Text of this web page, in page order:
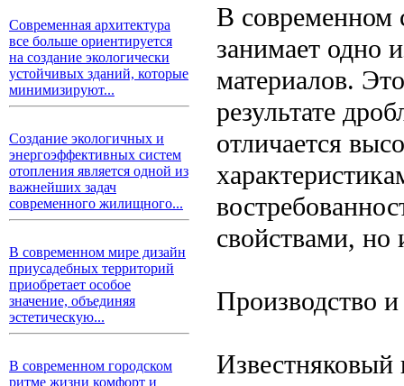
Современная архитектура
все больше ориентируется
на создание экологически
устойчивых зданий, которые
минимизируют...
Создание экологичных и
энергоэффективных систем
отопления является одной из
важнейших задач
современного жилищного...
В современном мире дизайн
приусадебных территорий
приобретает особое
значение, объединяя
эстетическую...
В современном городском
ритме жизни комфорт и
В современном
занимает одно
материалов.
результате
отличается
свойствами,
Производство
Известняковый